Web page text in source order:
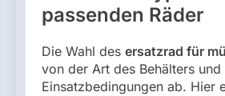
passenden Räder
Die Wahl des ersatzrad für
von der Art des Behälters und
Einsatzbedingungen ab. Hier